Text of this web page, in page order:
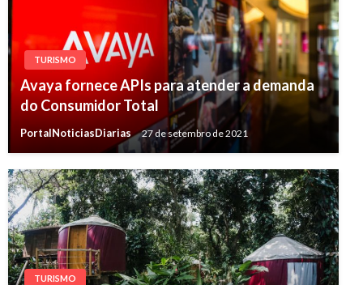
TURISMO
Avaya fornece APIs para atender a demanda
do Consumidor Total
PortalNoticiasDiarias 27 de setembro de 2021
TURISMO